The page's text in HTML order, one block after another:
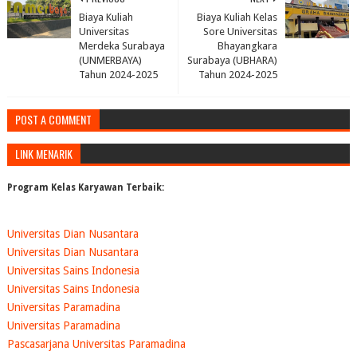
Biaya Kuliah Kelas
Sore Universitas
Bhayangkara
Surabaya (UBHARA)
Tahun 2024-2025
Biaya Kuliah
Universitas
Merdeka Surabaya
(UNMERBAYA)
Tahun 2024-2025
POST A COMMENT
LINK MENARIK
Program Kelas Karyawan Terbaik:
Universitas Dian Nusantara
Universitas Dian Nusantara
Universitas Sains Indonesia
Universitas Sains Indonesia
Universitas Paramadina
Universitas Paramadina
Pascasarjana Universitas Paramadina